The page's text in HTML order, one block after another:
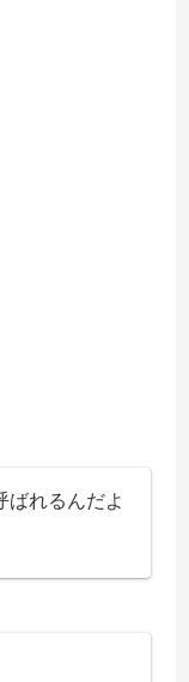
ばれるんだよ